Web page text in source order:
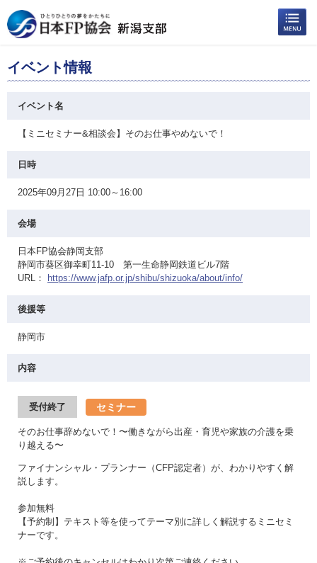
イベント情報
イベント名
【ミニセミナー&相談会】そのお仕事やめないで！
日時
2025年09月27日 10:00～16:00
会場
日本FP協会静岡支部
静岡市葵区御幸町11-10 第一生命静岡鉄道ビル7階
URL：
https://www.jafp.or.jp/shibu/shizuoka/about/info/
後援等
静岡市
内容
受付終了 セミナー
そのお仕事辞めないで！〜働きながら出産・育児や家族の介護を乗
り越える〜
ファイナンシャル・プランナー（CFP認定者）が、わかりやすく解
説します。
参加無料
【予約制】テキスト等を使ってテーマ別に詳しく解説するミニセミ
ナーです。